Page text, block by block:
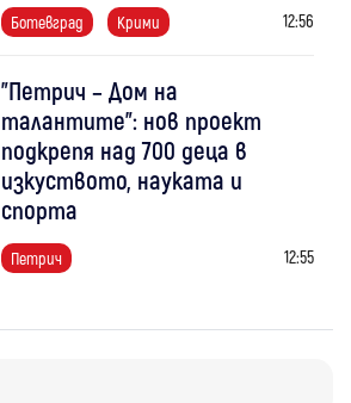
Ботевград Крими 12:56
"Петрич – Дом на
талантите": нов проект
подкрепя над 700 деца в
изкуството, науката и
спорта
Петрич 12:55